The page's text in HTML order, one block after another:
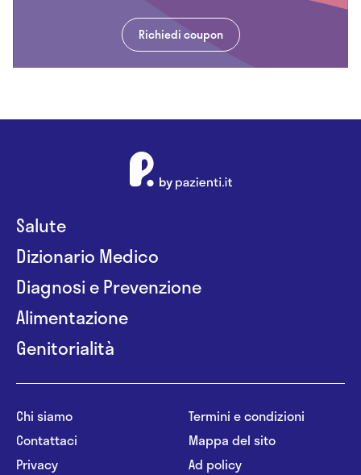
Richiedi coupon
Salute
Dizionario Medico
Diagnosi e Prevenzione
Alimentazione
Genitorialità
Chi siamo
Contattaci
Privacy
Termini e condizioni
Mappa del sito
Ad policy